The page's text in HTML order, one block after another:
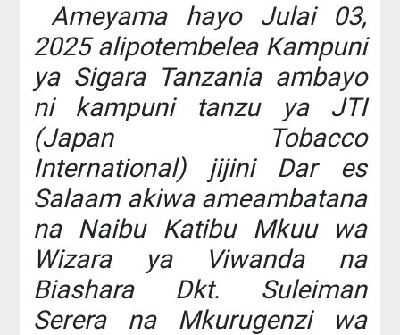
‎ Ameyama hayo Julai 03,
2025 alipotembelea Kampuni
ya Sigara Tanzania ambayo
ni kampuni tanzu ya JTI
(Japan Tobacco
International) jijini Dar es
Salaam akiwa ameambatana
na Naibu Katibu Mkuu wa
Wizara ya Viwanda na
Biashara Dkt. Suleiman
Serera na Mkurugenzi wa